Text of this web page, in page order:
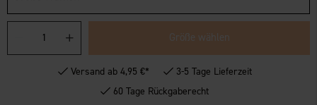
Größe wählen
Versand ab 4,95 €*
3-5 Tage Lieferzeit
60 Tage Rückgaberecht